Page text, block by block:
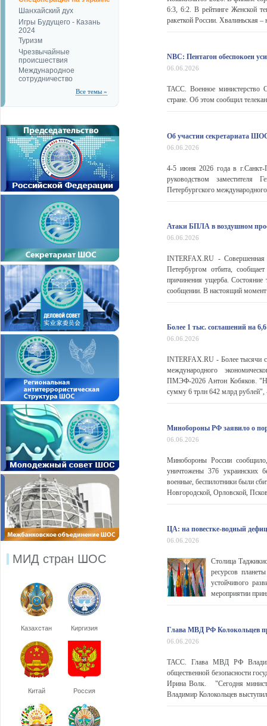
Шанхайский дух
Игры Будущего - Казань
2024
Туризм
Чрезвычайные
происшествия
Международное
сотрудничество
Все темы »
МИД стран ШОС
Казахстан Киргизия
Китай Россия
6:3, 6:2. В рейтинге Женской
ракеткой России. Хвалиньская
NBC: Пентагон обеспокоен
06.06.2026
ТАСС. Военное министерство
стране. Об этом сообщил
Об участии секретариата
06.06.2026
4-5 июня 2026 года в г.Санкт-
руководством заместителя
Петербургского
Атаки БПЛА в воздушном
06.06.2026
INTERFAX.RU -
Петербургом отбита,
причинения ущерба. Состояние
сообщении. В настоящий момент
Более 1 тыс. соглашений на
06.06.2026
INTERFAX.RU - Более тысячи
международного
ПМЭФ-2026 Антон Кобяков.
сумму 6 трлн 642 млрд рублей",
Минобороны РФ заявило о
06.06.2026
Минобороны России
уничтожены 376 украинских
военные, беспилотники были
Новгородской, Орловской,
ЦА: на повестке-водный
06.06.2026
Столица
ресурсов
устойчивого
мероприятии
Глава МВД РФ Колокольцев
06.06.2026
ТАСС. Глава МВД РФ
общественной безопасности
Ирина Волк. "Сегодня министр
Владимир Колокольцев